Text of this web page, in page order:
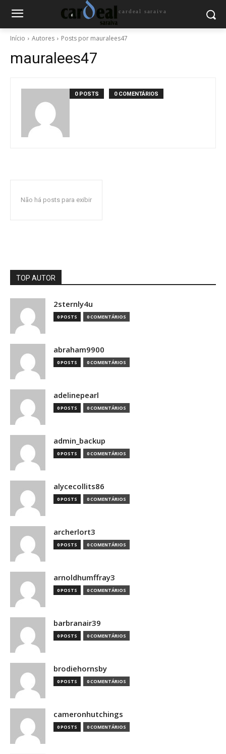
cardeal saraiva
Início Autores Posts por mauralees47
mauralees47
0 POSTS 0 COMENTÁRIOS
Não há posts para exibir
TOP AUTOR
2sternly4u
0 POSTS 0 COMENTÁRIOS
abraham9900
0 POSTS 0 COMENTÁRIOS
adelinepearl
0 POSTS 0 COMENTÁRIOS
admin_backup
0 POSTS 0 COMENTÁRIOS
alycecollits86
0 POSTS 0 COMENTÁRIOS
archerlort3
0 POSTS 0 COMENTÁRIOS
arnoldhumffray3
0 POSTS 0 COMENTÁRIOS
barbranair39
0 POSTS 0 COMENTÁRIOS
brodiehornsby
0 POSTS 0 COMENTÁRIOS
cameronhutchings
0 POSTS 0 COMENTÁRIOS